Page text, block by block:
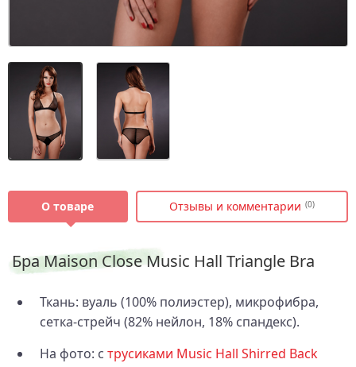
О товаре Отзывы и комментарии (0)
Бра Maison Close Music Hall Triangle Bra
Ткань: вуаль (100% полиэстер), микрофибра,
сетка-стрейч (82% нейлон, 18% спандекс).
На фото: с трусиками Music Hall Shirred Back